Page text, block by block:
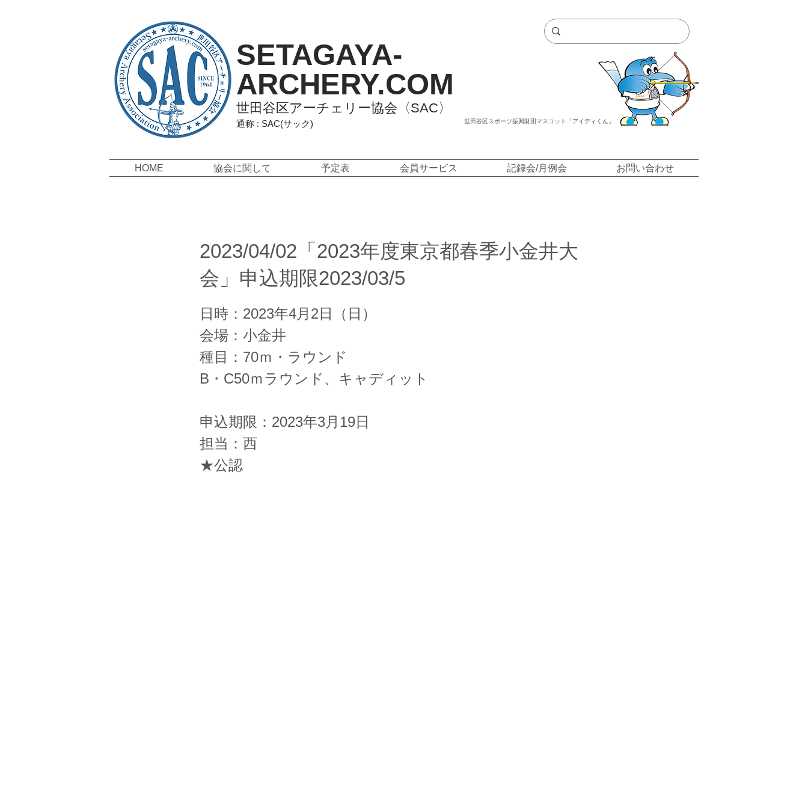
SETAGAYA-
ARCHERY.COM
世田谷区アーチェリー協会〈SAC〉
世田谷区スポーツ振興財団マスコット「アイディくん」
通称 : SAC(サック)
HOME 協会に関して 予定表 会員サービス 記録会/月例会 お問い合わせ
2023/04/02「2023年度東京都春季小金井大
会」申込期限2023/03/5
日時：2023年4月2日（日）
会場：小金井
種目：70ｍ・ラウンド
B・C50ｍラウンド、キャディット
申込期限：2023年3月19日
担当：西
★公認